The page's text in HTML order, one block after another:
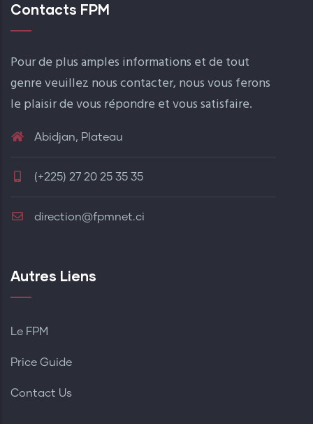
Contacts FPM
Pour de plus amples informations et de tout
genre veuillez nous contacter, nous vous ferons
le plaisir de vous répondre et vous satisfaire.
Abidjan, Plateau
(+225) 27 20 25 35 35
direction@fpmnet.ci
Autres Liens
Le FPM
Price Guide
Contact Us